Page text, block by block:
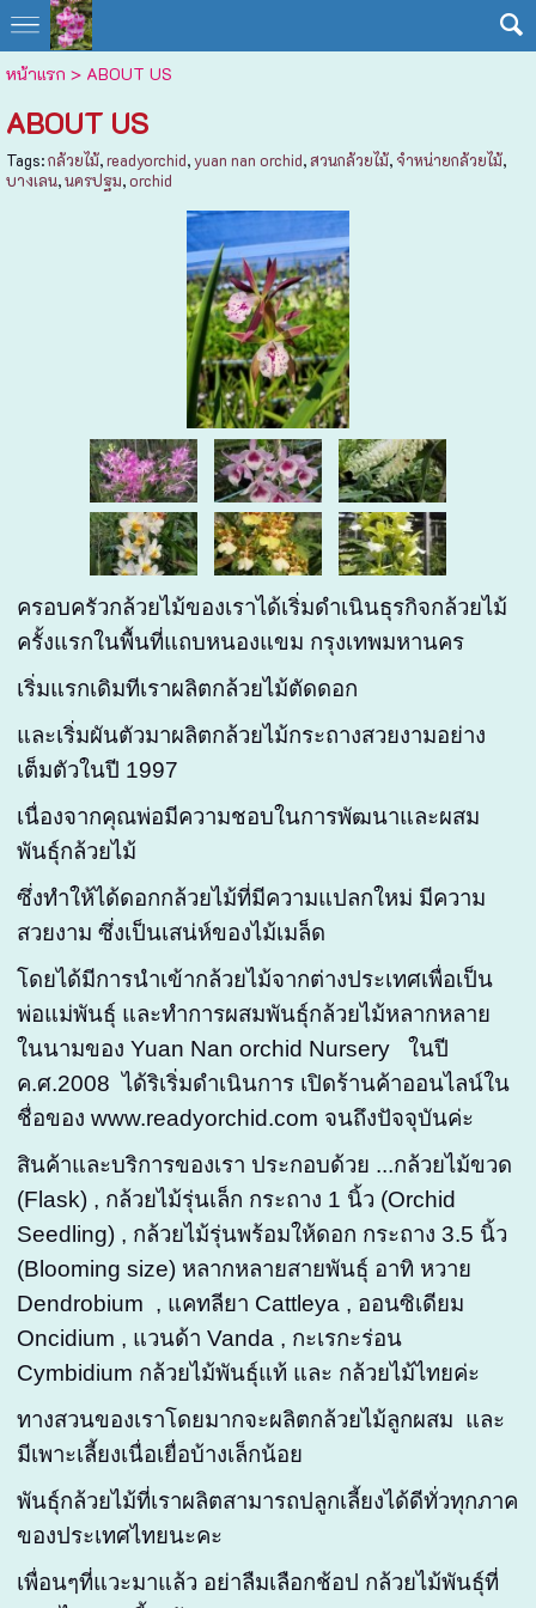
หน้าแรก > ABOUT US
ABOUT US
Tags:กล้วยไม้,readyorchid,yuan nan orchid,สวนกล้วยไม้, จำหน่ายกล้วยไม้,
บางเลน,นครปฐม,orchid
ครอบครัวกล้วยไม้ของเราได้เริ่มดำเนินธุรกิจกล้วยไม้
ครั้งแรกในพื้นที่แถบหนองแขม กรุงเทพมหานคร
เริ่มแรกเดิมทีเราผลิตกล้วยไม้ตัดดอก
และเริ่มผันตัวมาผลิตกล้วยไม้กระถางสวยงามอย่าง
เต็มตัวในปี 1997
เนื่องจากคุณพ่อมีความชอบในการพัฒนาและผสม
พันธุ์กล้วยไม้
ซึ่งทำให้ได้ดอกกล้วยไม้ที่มีความแปลกใหม่ มีความ
สวยงาม ซึ่งเป็นเสน่ห์ของไม้เมล็ด
โดยได้มีการนำเข้ากล้วยไม้จากต่างประเทศเพื่อเป็น
พ่อแม่พันธุ์ และทำการผสมพันธุ์กล้วยไม้หลากหลาย
ในนามของ Yuan Nan orchid Nurseryในปี
ค.ศ.2008 ได้ริเริ่มดำเนินการ เปิดร้านค้าออนไลน์ใน
ชื่อของ www.readyorchid.com จนถึงปัจจุบันค่ะ
สินค้าและบริการของเรา ประกอบด้วย ...กล้วยไม้ขวด
(Flask) , กล้วยไม้รุ่นเล็ก กระถาง 1 นิ้ว (Orchid
Seedling) , กล้วยไม้รุ่นพร้อมให้ดอก กระถาง 3.5 นิ้ว
(Blooming size) หลากหลายสายพันธุ์ อาทิ หวาย
Dendrobium , แคทลียา Cattleya , ออนซิเดียม
Oncidium , แวนด้า Vanda , กะเรกะร่อน
Cymbidium กล้วยไม้พันธุ์แท้ และ กล้วยไม้ไทยค่ะ
ทางสวนของเราโดยมากจะผลิตกล้วยไม้ลูกผสม และ
มีเพาะเลี้ยงเนื่อเยื่อบ้างเล็กน้อย
พันธุ์กล้วยไม้ที่เราผลิตสามารถปลูกเลี้ยงได้ดีทั่วทุกภาค
ของประเทศไทยนะคะ
เพื่อนๆที่แวะมาแล้ว อย่าลืมเลือกช้อป กล้วยไม้พันธุ์ที่